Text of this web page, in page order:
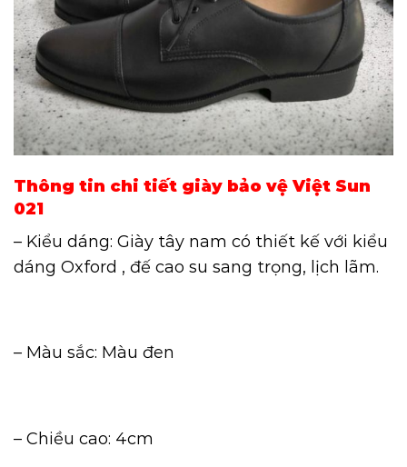
Thông tin chi tiết giày bảo vệ Việt Sun
021
– Kiểu dáng: Giày tây nam có thiết kế với kiểu
dáng Oxford , đế cao su sang trọng, lịch lãm.
– Màu sắc: Màu đen
– Chiều cao: 4cm